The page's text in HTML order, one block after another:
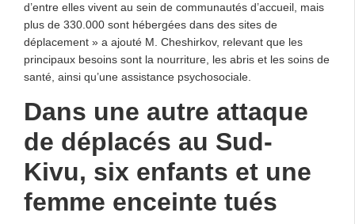
d’entre elles vivent au sein de communautés d’accueil, mais
plus de 330.000 sont hébergées dans des sites de
déplacement » a ajouté M. Cheshirkov, relevant que les
principaux besoins sont la nourriture, les abris et les soins de
santé, ainsi qu’une assistance psychosociale.
Dans une autre attaque
de déplacés au Sud-
Kivu, six enfants et une
femme enceinte tués